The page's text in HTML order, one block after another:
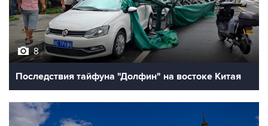
8
Последствия тайфуна "Долфин" на востоке Китая